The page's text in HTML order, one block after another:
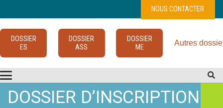
NOUS CONTACTER
DOSSIER
ES
DOSSIER
ASS
DOSSIER
ME
Autres
DOSSIER D’INSCRIPTION